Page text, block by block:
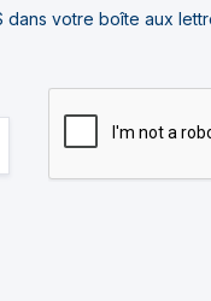
votre boîte aux